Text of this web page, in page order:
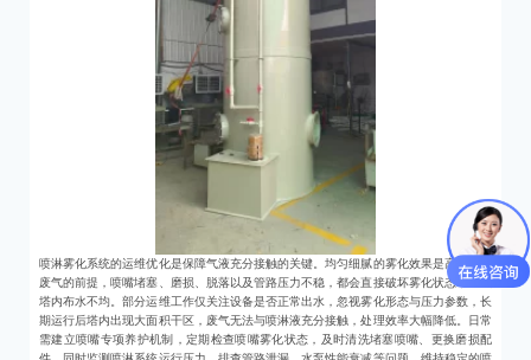
喷淋雾化系统的运维优化是保障气液充分接触的关键。均匀细腻的雾化效果是高效净化
废气的前提，喷嘴堵塞、磨损、脱落以及管路压力不稳，都会直接破坏雾化状态，造成
塔内布水不均。部分运维工作仅关注设备是否正常出水，忽视雾化形态与压力参数，长
期运行后塔内出现大面积干区，废气无法与喷淋液充分接触，处理效率大幅降低。日常
需建立喷嘴专项养护机制，定期检查喷嘴雾化状态，及时清洗堵塞喷嘴、更换磨损配